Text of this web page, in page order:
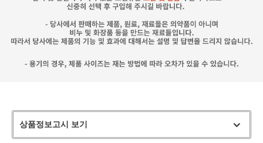
상품정보고시 보기